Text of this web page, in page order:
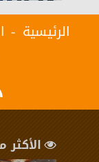
الرئيسية